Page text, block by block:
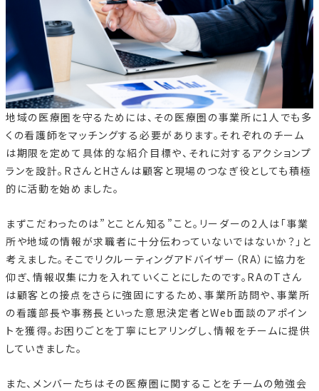
地域の医療圏を守るためには、その医療圏の事業所に1人でも多
くの看護師をマッチングする必要があります。それぞれのチーム
は期限を定めて具体的な紹介目標や、それに対するアクションプ
ランを設計。RさんとHさんは顧客と現場のつなぎ役としても積極
的に活動を始めました。
まずこだわったのは”とことん知る”こと。リーダーの2人は「事業
所や地域の情報が求職者に十分伝わっていないではないか？」と
考えました。そこでリクルーティングアドバイザー（RA）に協力を
仰ぎ、情報収集に力を入れていくことにしたのです。RAのTさん
は顧客との接点をさらに強固にするため、事業所訪問や、事業所
の看護部長や事務長といった意思決定者とWeb面談のアポイン
トを獲得。お困りごとを丁寧にヒアリングし、情報をチームに提供
していきました。
また、メンバーたちはその医療圏に関することをチームの勉強会